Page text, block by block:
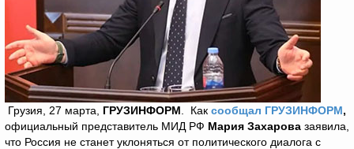
Грузия, 27 марта, ГРУЗИНФОРМ Как сообщал ГРУЗИНФОРМ,
официальный представитель МИД РФ Мария Захарова заявила,
что Россия не станет уклоняться от политического диалога с